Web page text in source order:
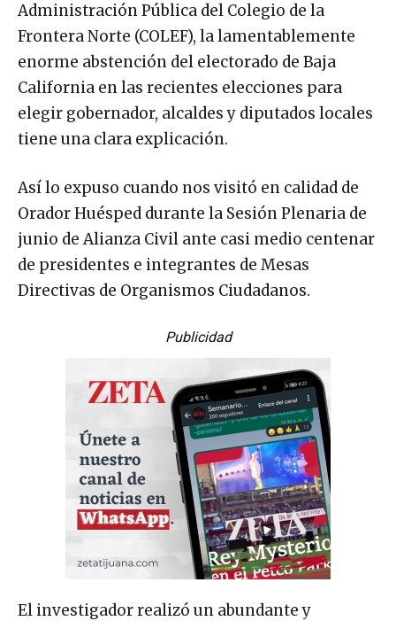
Administración Pública del Colegio de la
Frontera Norte (COLEF), la lamentablemente
enorme abstención del electorado de Baja
California en las recientes elecciones para
elegir gobernador, alcaldes y diputados locales
tiene una clara explicación.
Así lo expuso cuando nos visitó en calidad de
Orador Huésped durante la Sesión Plenaria de
junio de Alianza Civil ante casi medio centenar
de presidentes e integrantes de Mesas
Directivas de Organismos Ciudadanos.
Publicidad
El investigador realizó un abundante y